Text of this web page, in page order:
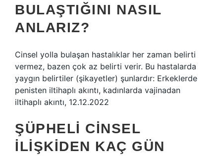
BULAŞTIĞINI NASIL
ANLARIZ?
Cinsel yolla bulaşan hastalıklar her zaman belirti
vermez, bazen çok az belirti verir. Bu hastalarda
yaygın belirtiler (şikayetler) şunlardır: Erkeklerde
penisten iltihaplı akıntı, kadınlarda vajinadan
iltihaplı akıntı, 12.12.2022
ŞÜPHELI CINSEL
ILIŞKIDEN KAÇ GÜN